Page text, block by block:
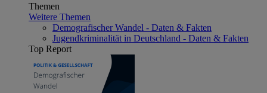
Themen
Weitere Themen
Demografischer Wandel - Daten & Fakten
Jugendkriminalität in Deutschland - Daten & Fakten
Top Report